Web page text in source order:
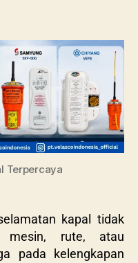
Terpercaya
kapal tidak
mesin, rute, atau
pada kelengkapan